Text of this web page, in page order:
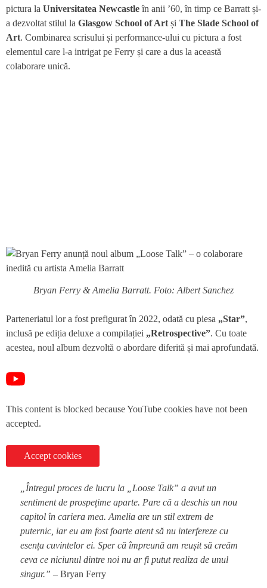
pictura la Universitatea Newcastleîn anii ’60, în timp ce Barratt și-
a dezvoltat stilul la Glasgow School of Art și The Slade School of
Art. Combinarea scrisului și performance-ului cu pictura a fost
elementul care l-a intrigat pe Ferry și care a dus la această
colaborare unică.
Bryan Ferry & Amelia Barratt. Foto: Albert Sanchez
Parteneriatul lor a fost prefigurat în 2022, odată cu piesa „Star”,
inclusă pe ediția deluxe a compilației „Retrospective”. Cu toate
acestea, noul album dezvoltă o abordare diferită și mai aprofundată.
This content is blocked because YouTube cookies have not been
accepted.
Accept cookies
„Întregul proces de lucru la „Loose Talk” a avut un
sentiment de prospețime aparte. Pare că a deschis un nou
capitol în cariera mea. Amelia are un stil extrem de
puternic, iar eu am fost foarte atent să nu interfereze cu
esența cuvintelor ei. Sper că împreună am reușit să creăm
ceva ce niciunul dintre noi nu ar fi putut realiza de unul
singur.” – Bryan Ferry